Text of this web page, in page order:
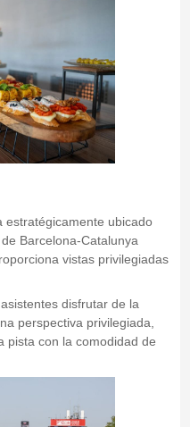
estratégicamente ubicado
Barcelona-Catalunya
vistas privilegiadas
disfrutar de la
perspectiva privilegiada,
pista con la comodidad de